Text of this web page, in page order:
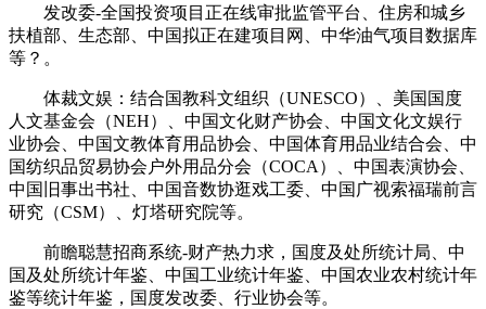
发改委-全国投资项目正在线审批监管平台、住房和城乡
扶植部、生态部、中国拟正在建项目网、中华油气项目数据库
等？。
体裁文娱：结合国教科文组织（UNESCO）、美国国度
人文基金会（NEH）、中国文化财产协会、中国文化文娱行
业协会、中国文教体育用品协会、中国体育用品业结合会、中
国纺织品贸易协会户外用品分会（COCA）、中国表演协会、
中国旧事出书社、中国音数协逛戏工委、中国广视索福瑞前言
研究（CSM）、灯塔研究院等。
前瞻聪慧招商系统-财产热力求，国度及处所统计局、中
国及处所统计年鉴、中国工业统计年鉴、中国农业农村统计年
鉴等统计年鉴，国度发改委、行业协会等。